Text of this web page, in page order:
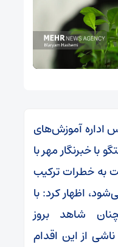
آموزش‌های
با خبرنگار مهر با
به خطرات ترکیب
اظهار کرد: با
شاهد بروز
از این اقدام